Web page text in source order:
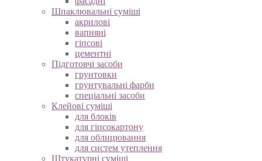
Шпаклювальні суміші
акрилові
вапняні
гіпсові
цементні
Підготовчі засоби
грунтовки
грунтувальні фарби
спеціальні засоби
Клейові суміші
для блоків
для гіпсокартону
для облицювання
для систем утеплення
Штукатурні суміші